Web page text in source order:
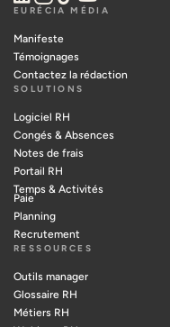
EURÉCIA MÉDIA
Manifeste
Témoignages
Contactez la rédaction
SOLUTIONS
Logiciel RH
Congés & Absences
Notes de frais
Portail RH
Temps & Activités
Paie
Planning
Recrutement
RESSOURCES
Outils manager
Glossaire RH
Métiers RH